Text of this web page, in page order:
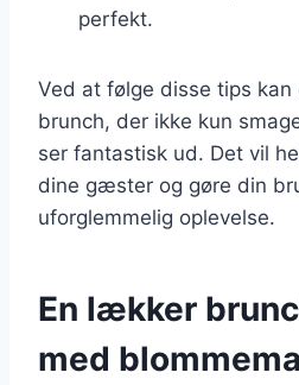
perfekt.
Ved at følge disse tips kan
brunch, der ikke kun
ser fantastisk ud. Det vil
dine gæster og gøre din
uforglemmelig oplevelse.
En lækker
med